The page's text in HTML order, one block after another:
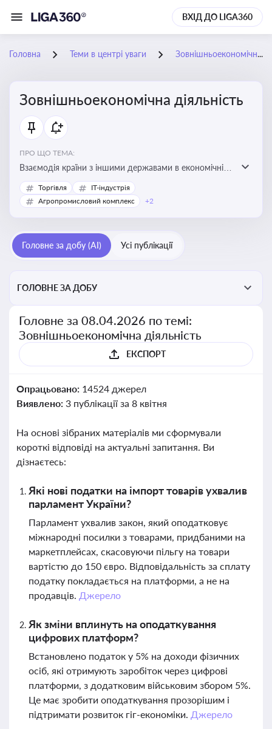
ВХІД ДО LIGA360
Головна Теми в центрі уваги Зовнішньоекономічна діяльність
Зовнішньоекономічна діяльність
ПРО ЩО ТЕМА:
Взаємодія країни з іншими державами в економічній
сфері, включаючи експорт та імпорт товарів і послуг,
міжнародні фінансові операції, інвестиції, торгівлю,
Торгівля
IT-індустрія
Агропромисловий комплекс
+2
Головне за добу (AI) Усі публікації
ГОЛОВНЕ ЗА ДОБУ
Головне за 08.04.2026 по темі:
Зовнішньоекономічна діяльність
ЕКСПОРТ
Опрацьовано: 14524 джерел
Виявлено: 3 публікації за 8 квітня
На основі зібраних матеріалів ми сформували
короткі відповіді на актуальні запитання. Ви
дізнаєтесь:
Які нові податки на імпорт товарів ухвалив
парламент України?
Парламент ухвалив закон, який оподатковує
міжнародні посилки з товарами, придбаними на
маркетплейсах, скасовуючи пільгу на товари
вартістю до 150 євро. Відповідальність за сплату
податку покладається на платформи, а не на
продавців. Джерело
Як зміни вплинуть на оподаткування
цифрових платформ?
Встановлено податок у 5% на доходи фізичних
осіб, які отримують заробіток через цифрові
платформи, з додатковим військовим збором 5%.
Це має зробити оподаткування прозорішим і
підтримати розвиток гіг-економіки. Джерело